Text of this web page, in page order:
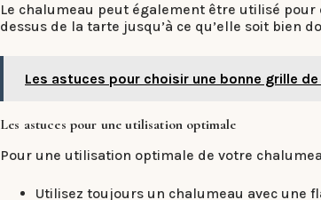
Le chalumeau peut également être utilisé
dessus de la tarte jusqu’à ce qu’elle soit bien
Les astuces pour choisir une bonne grille
Les astuces pour une utilisation optimale
Pour une utilisation optimale de votre
Utilisez toujours un chalumeau avec une